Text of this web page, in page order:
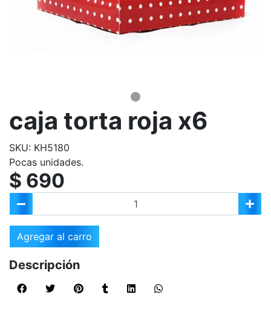
caja torta roja x6
SKU: KH5180
Pocas unidades.
$ 690
Agregar al carro
Descripción